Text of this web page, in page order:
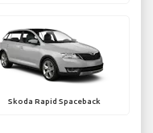
Skoda Rapid Spaceback